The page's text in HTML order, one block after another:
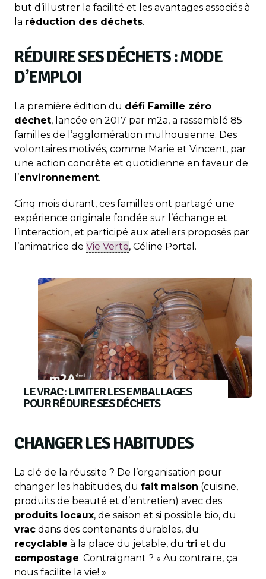
but d’illustrer la facilité et les avantages associés à
la réduction des déchets.
RÉDUIRE SES DÉCHETS : MODE
D’EMPLOI
La première édition du défi Famille zéro
déchet, lancée en 2017 par m2a, a rassemblé 85
familles de l’agglomération mulhousienne. Des
volontaires motivés, comme Marie et Vincent, par
une action concrète et quotidienne en faveur de
l’environnement.
Cinq mois durant, ces familles ont partagé une
expérience originale fondée sur l’échange et
l’interaction, et participé aux ateliers proposés par
l’animatrice de Vie Verte, Céline Portal.
LE VRAC : LIMITER LES EMBALLAGES
POUR RÉDUIRE SES DÉCHETS
CHANGER LES HABITUDES
La clé de la réussite ? De l’organisation pour
changer les habitudes, du fait maison (cuisine,
produits de beauté et d’entretien) avec des
produits locaux, de saison et si possible bio, du
vrac dans des contenants durables, du
recyclable à la place du jetable, du tri et du
compostage. Contraignant ? « Au contraire, ça
nous facilite la vie! »